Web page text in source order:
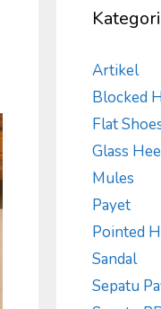
Kategori
Artikel
Blocked
Flat
Glass
Mules
Payet
Pointed
Sandal
Sepatu